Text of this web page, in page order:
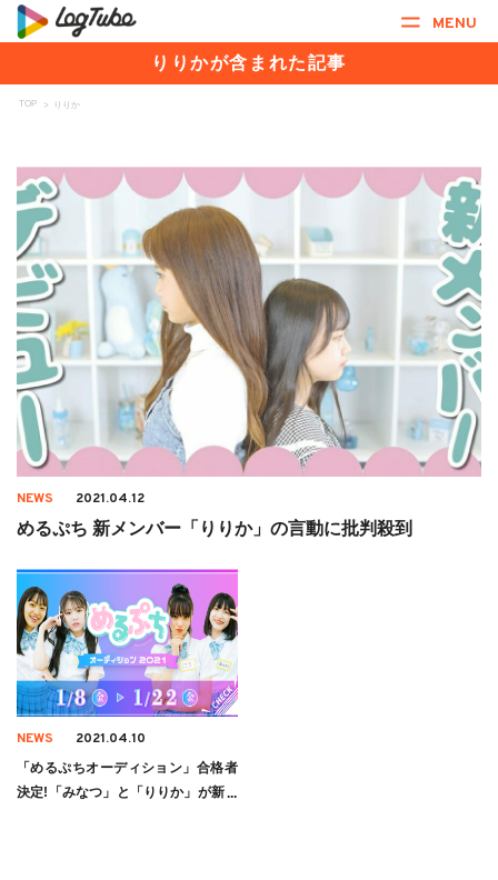
MENU
りりかが含まれた記事
TOP > りりか
NEWS 2021.04.12
めるぷち 新メンバー「りりか」の言動に批判殺到
NEWS 2021.04.10
「めるぷちオーディション」合格者
決定!「みなつ」と「りりか」が新メ